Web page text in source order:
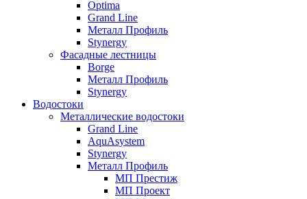
Optima
Grand Line
Металл Профиль
Stynergy
Фасадные лестницы
Borge
Металл Профиль
Stynergy
Водостоки
Металлические водостоки
Grand Line
AquAsystem
Stynergy
Металл Профиль
МП Престиж
МП Проект